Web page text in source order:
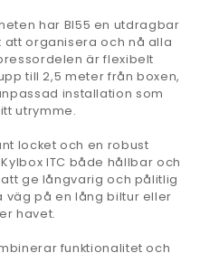
har BI55 en utdragbar
organisera och nå alla
är flexibelt
till 2,5 meter från boxen,
installation som
utrymme.
locket och en robust
ITC både hållbar och
ge långvarig och pålitlig
väg på en lång biltur eller
havet.
funktionalitet och